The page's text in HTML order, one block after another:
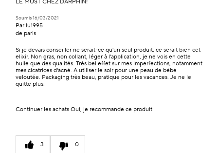
LE MUST CHEZ DARPHIN!
Soumis16/03/2021
Par lu1995
de paris
Si je devais conseiller ne serait-ce qu'un seul produit, ce serait bien cet
elixir. Non gras, non collant, léger à l'application, je ne vois en cette
huile que des qualités. Très bel effet sur mes imperfections, notamment
mes cicatrices d'acné. A utiliser le soir pour une peau de bébé
veloutée. Packaging très beau, pratique pour les vacances. Je ne le
quitte plus.
Continuer les achats Oui, je recommande ce produit
3 0